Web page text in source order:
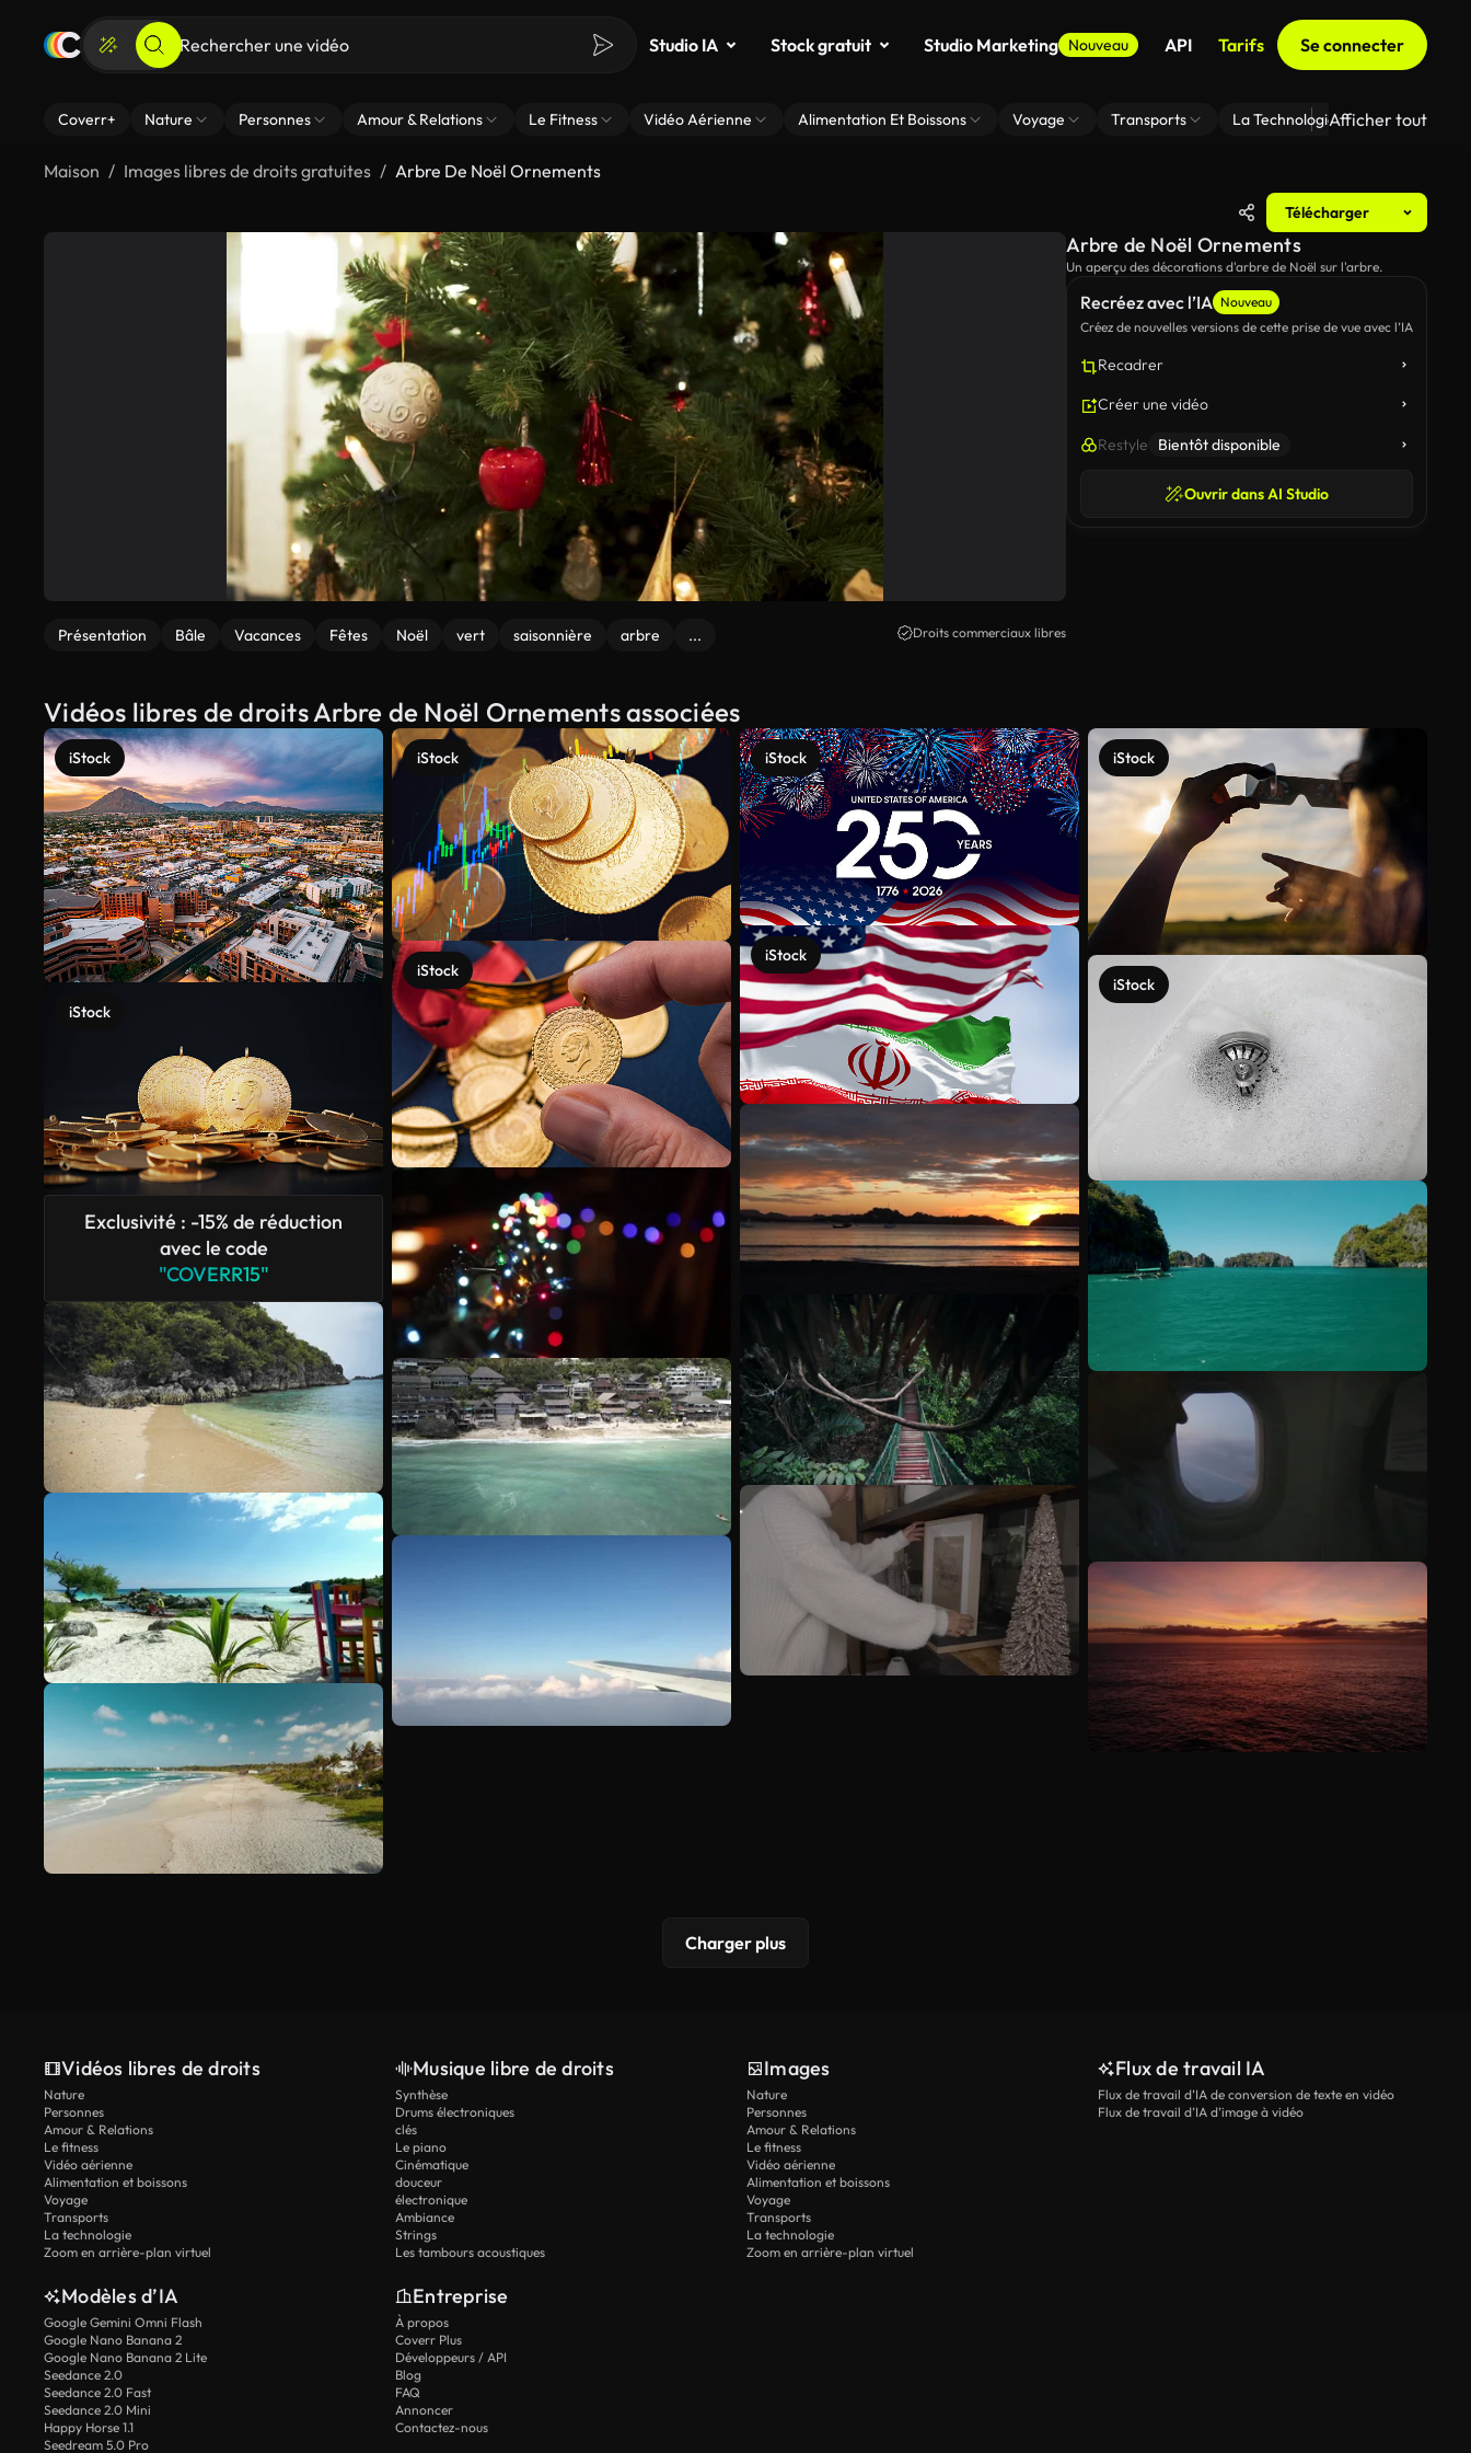
Studio IA Stock gratuit Studio Marketing Nouveau API Tarifs Se connecter
Coverr+ Nature Personnes Amour & Relations Le Fitness Vidéo Aérienne Alimentation Et Boissons Voyage Transports La Technologie Zoom En
Afficher tout
Maison Images libres de droits gratuites Arbre De Noël Ornements
Télécharger
Présentation Bâle Vacances Fêtes Noël vert saisonnière arbre ... Droits commerciaux libres
Recréez avec l’IA Nouveau
Créez de nouvelles versions de cette prise de vue avec l’IA
Recadrer
Créer une vidéo
Restyle Bientôt disponible
Ouvrir dans AI Studio
Arbre de Noël Ornements
Un aperçu des décorations d'arbre de Noël sur l'arbre.
Vidéos libres de droits Arbre de Noël Ornements associées
iStock
iStock
Exclusivité : -15% de réduction
avec le code
"COVERR15"
iStock
iStock
iStock
iStock
iStock
iStock
Charger plus
Vidéos libres de droits
Nature
Personnes
Amour & Relations
Le fitness
Vidéo aérienne
Alimentation et boissons
Voyage
Transports
La technologie
Zoom en arrière-plan virtuel
Musique libre de droits
Synthèse
Drums électroniques
clés
Le piano
Cinématique
douceur
électronique
Ambiance
Strings
Les tambours acoustiques
Images
Nature
Personnes
Amour & Relations
Le fitness
Vidéo aérienne
Alimentation et boissons
Voyage
Transports
La technologie
Zoom en arrière-plan virtuel
Flux de travail IA
Flux de travail d’IA de conversion de texte en vidéo
Flux de travail d’IA d’image à vidéo
Modèles d’IA
Google Gemini Omni Flash
Google Nano Banana 2
Google Nano Banana 2 Lite
Seedance 2.0
Seedance 2.0 Fast
Seedance 2.0 Mini
Happy Horse 1.1
Seedream 5.0 Pro
Entreprise
À propos
Coverr Plus
Développeurs / API
Blog
FAQ
Annoncer
Contactez-nous